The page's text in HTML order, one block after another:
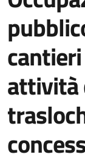
attività